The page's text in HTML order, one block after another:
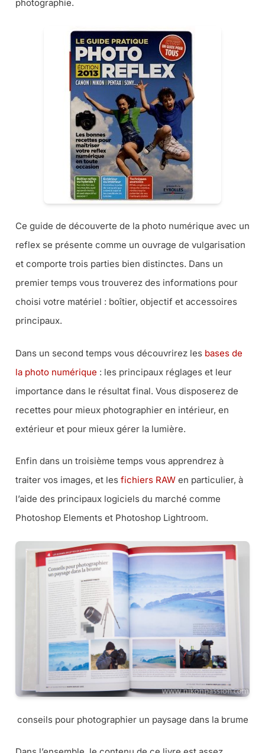
photographie.
Ce guide de découverte de la photo numérique avec un
reflex se présente comme un ouvrage de vulgarisation
et comporte trois parties bien distinctes. Dans un
premier temps vous trouverez des informations pour
choisi votre matériel : boîtier, objectif et accessoires
principaux.
Dans un second temps vous découvrirez les bases de
la photo numérique : les principaux réglages et leur
importance dans le résultat final. Vous disposerez de
recettes pour mieux photographier en intérieur, en
extérieur et pour mieux gérer la lumière.
Enfin dans un troisième temps vous apprendrez à
traiter vos images, et les fichiers RAW en particulier, à
l’aide des principaux logiciels du marché comme
Photoshop Elements et Photoshop Lightroom.
conseils pour photographier un paysage dans la brume